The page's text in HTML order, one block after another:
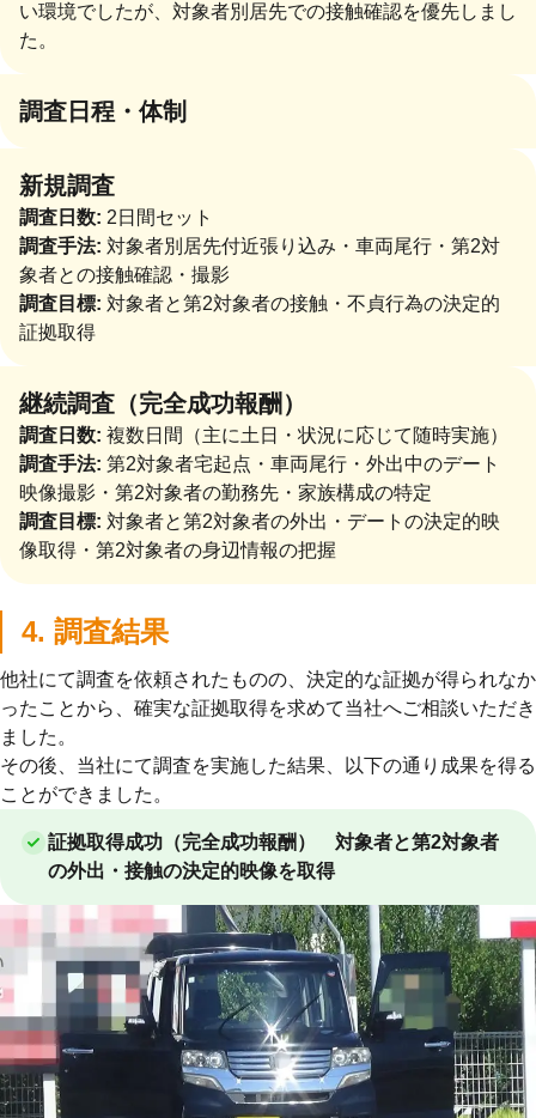
い環境でしたが、対象者別居先での接触確認を優先しまし
た。
調査日程・体制
新規調査
調査日数: 2日間セット
調査手法: 対象者別居先付近張り込み・車両尾行・第2対
象者との接触確認・撮影
調査目標: 対象者と第2対象者の接触・不貞行為の決定的
証拠取得
継続調査（完全成功報酬）
調査日数: 複数日間（主に土日・状況に応じて随時実施）
調査手法: 第2対象者宅起点・車両尾行・外出中のデート
映像撮影・第2対象者の勤務先・家族構成の特定
調査目標: 対象者と第2対象者の外出・デートの決定的映
像取得・第2対象者の身辺情報の把握
4. 調査結果
他社にて調査を依頼されたものの、決定的な証拠が得られなか
ったことから、確実な証拠取得を求めて当社へご相談いただき
ました。
その後、当社にて調査を実施した結果、以下の通り成果を得る
ことができました。
証拠取得成功（完全成功報酬） 対象者と第2対象者
の外出・接触の決定的映像を取得